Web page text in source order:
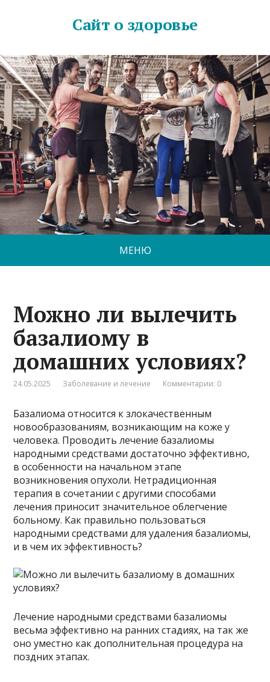
Сайт о здоровье
МЕНЮ
Можно ли вылечить
базалиому в
домашних условиях?
24.05.2025 Заболевание и лечение Комментарии: 0
Базалиома относится к злокачественным
новообразованиям, возникающим на коже у
человека. Проводить лечение базалиомы
народными средствами достаточно эффективно,
в особенности на начальном этапе
возникновения опухоли. Нетрадиционная
терапия в сочетании с другими способами
лечения приносит значительное облегчение
больному. Как правильно пользоваться
народными средствами для удаления базалиомы,
и в чем их эффективность?
Лечение народными средствами базалиомы
весьма эффективно на ранних стадиях, на так же
оно уместно как дополнительная процедура на
поздних этапах.